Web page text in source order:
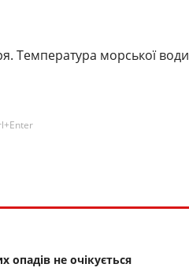
Температура морської води
опадів не очікується